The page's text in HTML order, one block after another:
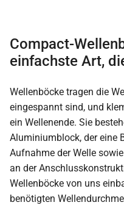
Compact-
einfachste Art,
Wellenböcke tragen die
eingespannt sind, und
ein Wellenende. Sie
Aluminiumblock, der eine
Aufnahme der Welle
an der
Wellenböcke von uns
benötigten